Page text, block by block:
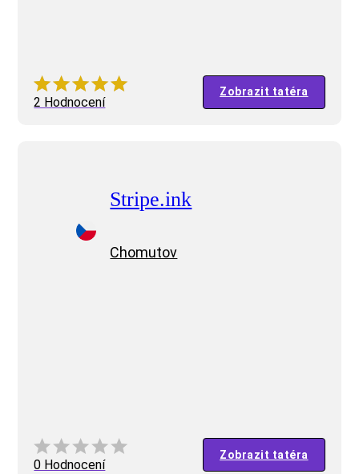
2 Hodnocení
Zobrazit tatéra
Stripe.ink
Chomutov
0 Hodnocení
Zobrazit tatéra